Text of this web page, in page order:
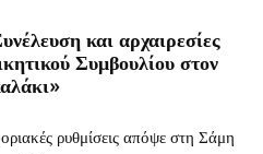
και αρχαιρεσίες
Συμβουλίου στον
ρυθμίσεις απόψε στη Σάμη